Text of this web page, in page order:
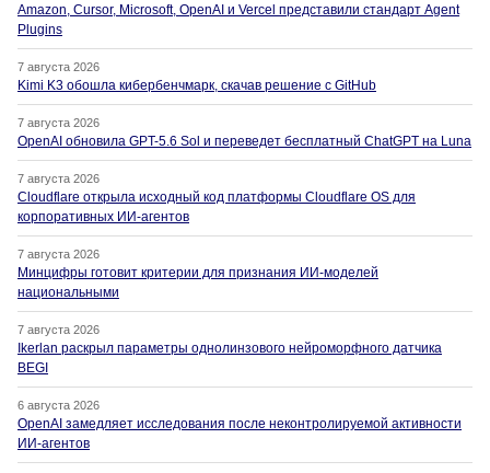
Amazon, Cursor, Microsoft, OpenAI и Vercel представили стандарт Agent
Plugins
7 августа 2026
Kimi K3 обошла кибербенчмарк, скачав решение с GitHub
7 августа 2026
OpenAI обновила GPT-5.6 Sol и переведет бесплатный ChatGPT на Luna
7 августа 2026
Cloudflare открыла исходный код платформы Cloudflare OS для
корпоративных ИИ-агентов
7 августа 2026
Минцифры готовит критерии для признания ИИ-моделей
национальными
7 августа 2026
Ikerlan раскрыл параметры однолинзового нейроморфного датчика
BEGI
6 августа 2026
OpenAI замедляет исследования после неконтролируемой активности
ИИ-агентов